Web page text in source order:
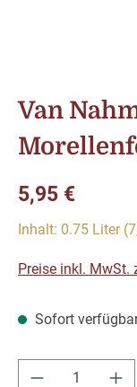
Van
Regulärer Preis:
5,95 €
Inhalt: 0.75 Liter
Preise inkl. MwSt.
Sofort
Produkt